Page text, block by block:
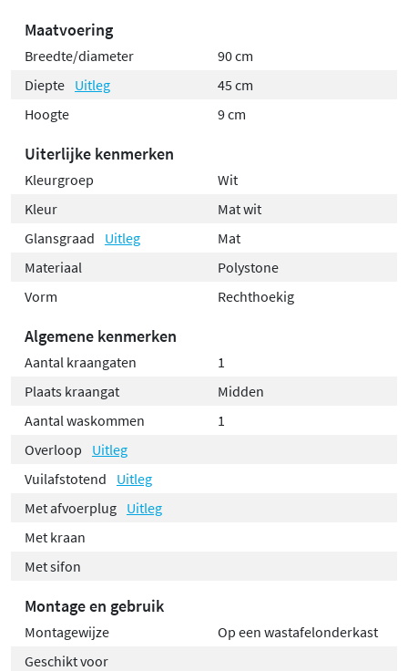
Maatvoering
Breedte/diameter
90 cm
Diepte Uitleg
45 cm
Hoogte
9 cm
Uiterlijke kenmerken
Kleurgroep
Wit
Kleur
Mat wit
Glansgraad
Uitleg
Mat
Materiaal
Polystone
Vorm
Rechthoekig
Algemene kenmerken
Aantal kraangaten
1
Plaats kraangat
Midden
Aantal waskommen
1
Overloop
Uitleg
Vuilafstotend
Uitleg
Met afvoerplug Uitleg
Met kraan
Met sifon
Montage en gebruik
Montagewijze
Op een wastafelonderkast
Geschikt voor